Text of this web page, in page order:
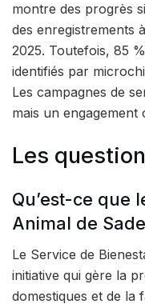
montre des progrès
des enregistrements
2025. Toutefois, 85
identifiés par
Les campagnes de
mais un
Les
Qu’est-ce que
Animal de
Le Service de
initiative qui gère la
domestiques et de la